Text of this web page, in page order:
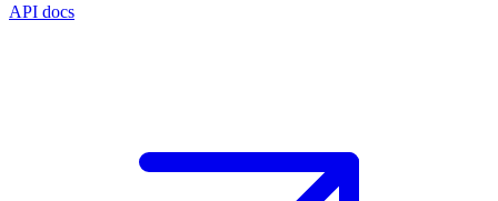
API docs